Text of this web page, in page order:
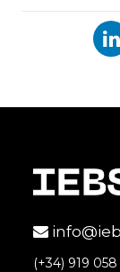
(+34) 919